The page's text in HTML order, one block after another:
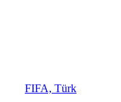
FIFA, Türk